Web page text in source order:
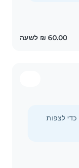
הצטרפו ל-Babysits כדי לצפות